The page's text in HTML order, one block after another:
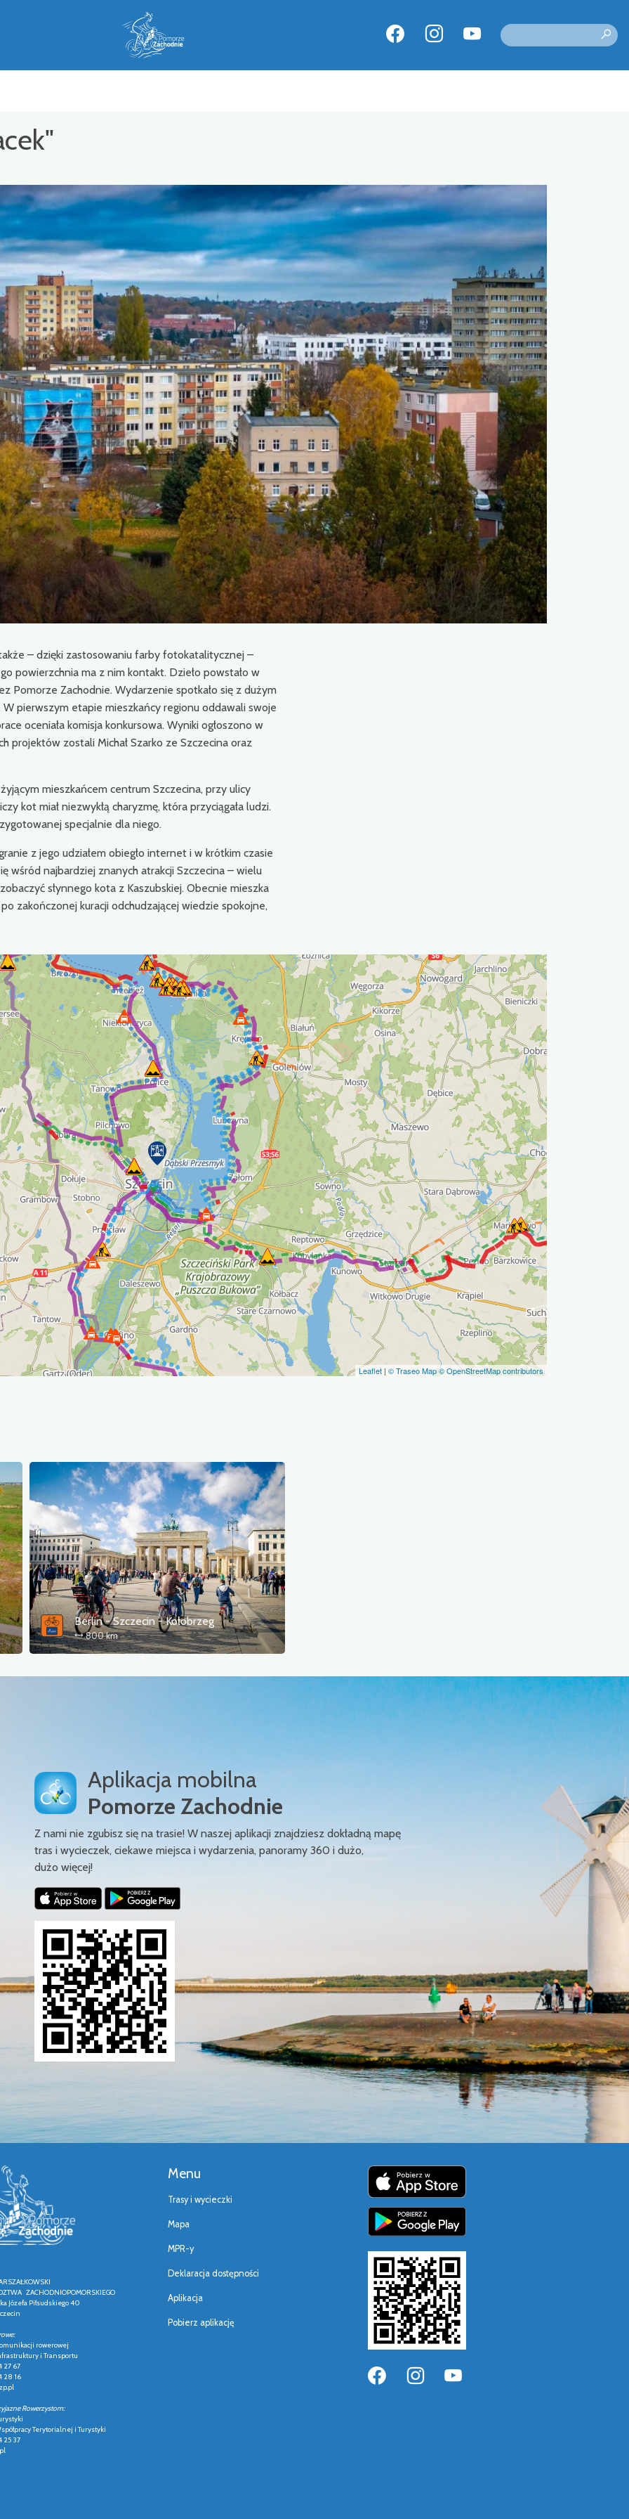
– dzięki zastosowaniu farby fotokatalitycznej –
powierzchnia ma z nim kontakt. Dzieło powstało w
Pomorze Zachodnie. Wydarzenie spotkało się z dużym
pierwszym etapie mieszkańcy regionu oddawali swoje
oceniała komisja konkursowa. Wyniki ogłoszono w
projektów zostali Michał Szarko ze Szczecina oraz
mieszkańcem centrum Szczecina, przy ulicy
kot miał niezwykłą charyzmę, która przyciągała ludzi.
specjalnie dla niego.
z jego udziałem obiegło internet i w krótkim czasie
wśród najbardziej znanych atrakcji Szczecina – wielu
słynnego kota z Kaszubskiej. Obecnie mieszka
zakończonej kuracji odchudzającej wiedzie spokojne,
Leaflet | © Traseo Map© OpenStreetMap contributors
Berlin - Szczecin - Kołobrzeg
800 km
Aplikacja mobilna
Pomorze Zachodnie
Z nami nie zgubisz się na trasie! W naszej aplikacji znajdziesz dokładną mapę
tras i wycieczek, ciekawe miejsca i wydarzenia, panoramy 360 i dużo,
dużo więcej!
ZACHODNIOPOMORSKIEGO
Józefa Piłsudskiego 40
rowerowej
i Transportu
27 67
28 16
Rowerzystom:
Terytorialnej i Turystyki
25 37
Menu
Trasy i wycieczki
Mapa
MPR-y
Deklaracja dostępności
Aplikacja
Pobierz aplikację